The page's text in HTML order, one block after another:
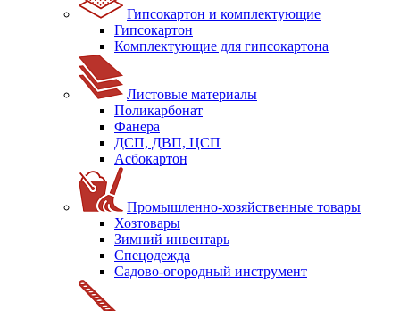
Гипсокартон и комплектующие
Гипсокартон
Комплектующие для гипсокартона
Листовые материалы
Поликарбонат
Фанера
ДСП, ДВП, ЦСП
Асбокартон
Промышленно-хозяйственные товары
Хозтовары
Зимний инвентарь
Спецодежда
Садово-огородный инструмент